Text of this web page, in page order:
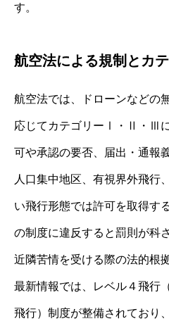
す。
航空法による規制とカ
航空法では、ドローンなどの
応じてカテゴリーⅠ・Ⅱ・Ⅲ
可や承認の要否、届出・通報
人口集中地区、有視界外飛行
い飛行形態では許可を取得す
の制度に違反すると罰則が科
近隣苦情を受ける際の法的根
最新情報では、レベル４飛行
飛行）制度が整備されており